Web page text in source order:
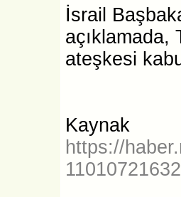
İsrail
açıklamada,
ateşkesi
Kaynak
https://